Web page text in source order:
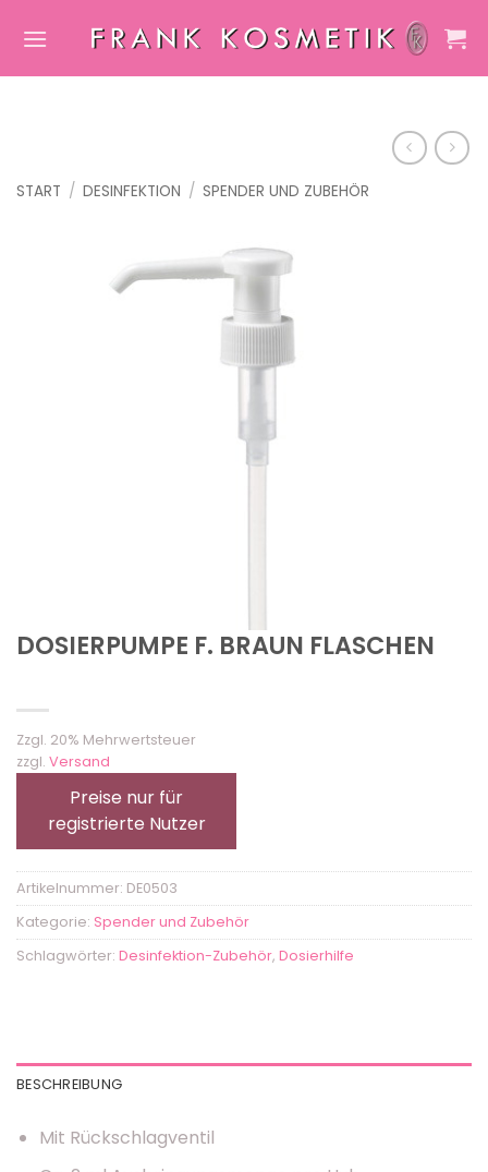
Inhalt
START / DESINFEKTION / SPENDER UND ZUBEHÖR
DOSIERPUMPE F. BRAUN FLASCHEN
Zzgl. 20% Mehrwertsteuer
zzgl. Versand
Preise nur für
registrierte Nutzer
Artikelnummer: DE0503
Kategorie: Spender und Zubehör
Schlagwörter: Desinfektion-Zubehör, Dosierhilfe
BESCHREIBUNG
Mit Rückschlagventil